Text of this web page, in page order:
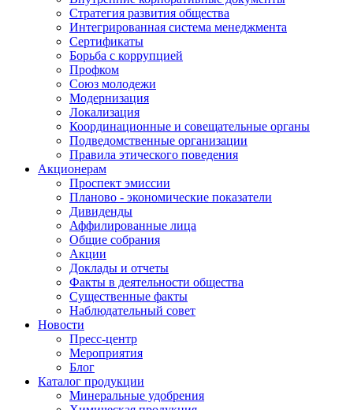
Стратегия развития общества
Интегрированная система менеджмента
Сертификаты
Борьба с коррупцией
Профком
Союз молодежи
Модернизация
Локализация
Координационные и совещательные органы
Подведомственные организации
Правила этического поведения
Акционерам
Проспект эмиссии
Планово - экономические показатели
Дивиденды
Аффилированные лица
Общие собрания
Акции
Доклады и отчеты
Факты в деятельности общества
Существенные факты
Наблюдательный совет
Новости
Пресс-центр
Мероприятия
Блог
Каталог продукции
Минеральные удобрения